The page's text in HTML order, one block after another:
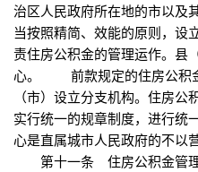
治区人民政府所在地的市以及
当按照精简、效能的原则，设
责住房公积金的管理运作。县
心。 前款规定的住房公积
（市）设立分支机构。住房
实行统一的规章制度，进行
心是直属城市人民政府的不以
第十一条 住房公积金管